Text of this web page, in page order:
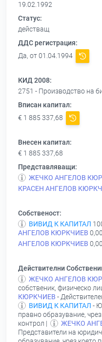
19.02.1992
Статус:
действащ
ДДС регистрация:
Да, от 01.04.1994
КИД 2008:
2751 - Производство на
Вписан капитал:
€ 1 885 337,68
Внесен капитал:
€ 1 885 337,68
Представляващи:
ЖЕЧКО АНГЕЛОВ
КРАСЕН АНГЕЛОВ
Собственост:
ВИВИД К КАПИТАЛ
АНГЕЛОВ КЮРКЧИЕВ
АНГЕЛОВ КЮРКЧИЕВ
Действителни
ЖЕЧКО АНГЕЛОВ
собственик, физическо
КЮРКЧИЕВ -
ВИВИД К КАПИТАЛ -
правно образувание,
контрол |
ЖЕЧКО
Представители на